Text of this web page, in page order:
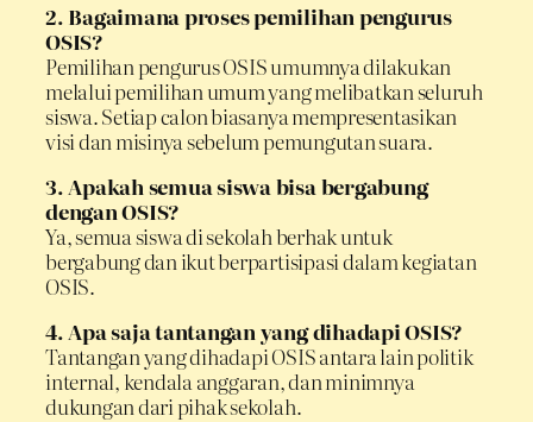
2. Bagaimana proses pemilihan pengurus
OSIS?
Pemilihan pengurus OSIS umumnya dilakukan
melalui pemilihan umum yang melibatkan seluruh
siswa. Setiap calon biasanya mempresentasikan
visi dan misinya sebelum pemungutan suara.
3. Apakah semua siswa bisa bergabung
dengan OSIS?
Ya, semua siswa di sekolah berhak untuk
bergabung dan ikut berpartisipasi dalam kegiatan
OSIS.
4. Apa saja tantangan yang dihadapi OSIS?
Tantangan yang dihadapi OSIS antara lain politik
internal, kendala anggaran, dan minimnya
dukungan dari pihak sekolah.